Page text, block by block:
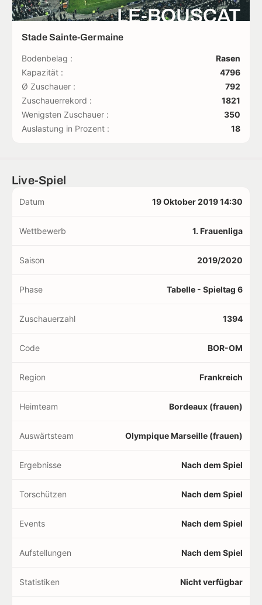
LE-BOUSCAT
Stade Sainte-Germaine
Bodenbelag :
Rasen
Kapazität :
4796
Ø Zuschauer :
792
Zuschauerrekord :
1821
Wenigsten Zuschauer :
350
Auslastung in Prozent :
18
Live-Spiel
Datum 19 Oktober 2019 14:30
Wettbewerb 1. Frauenliga
Saison 2019/2020
Phase Tabelle - Spieltag 6
Zuschauerzahl 1394
Code BOR-OM
Region Frankreich
Heimteam Bordeaux (frauen)
Auswärtsteam Olympique Marseille (frauen)
Ergebnisse Nach dem Spiel
Torschützen Nach dem Spiel
Events Nach dem Spiel
Aufstellungen Nach dem Spiel
Statistiken Nicht verfügbar